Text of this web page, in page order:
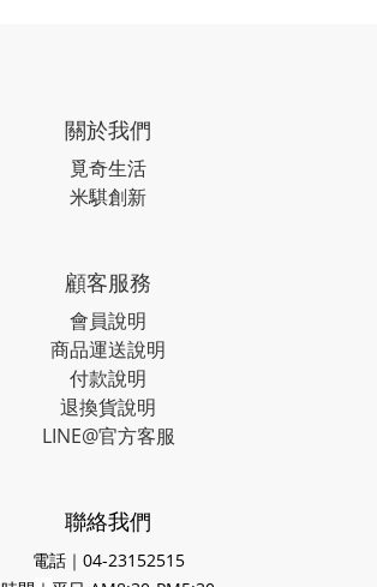
關於我們
覓奇生活
米騏創新
顧客服務
會員說明
商品運送說明
付款說明
退換貨說明
LINE@官方客服
聯絡我們
電話｜04-23152515